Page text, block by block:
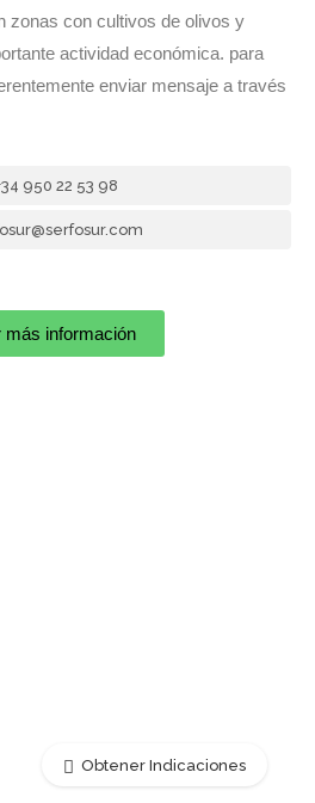
zonas con cultivos de olivos y
actividad económica. para
enviar mensaje a través
950 22 53 98
más información
Obtener Indicaciones